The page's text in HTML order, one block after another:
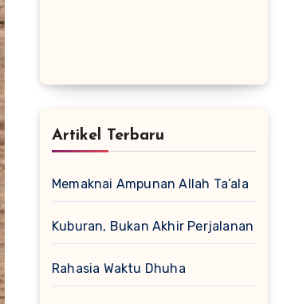
Artikel Terbaru
Memaknai Ampunan Allah Ta’ala
Kuburan, Bukan Akhir Perjalanan
Rahasia Waktu Dhuha